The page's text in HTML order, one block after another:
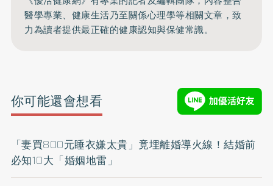
醫學專業、健康生活乃至關係心理學等相關文章，致
力為讀者提供最正確的健康認知與保健常識。
你可能還會想看
「妻買800元睡衣嫌太貴」竟埋離婚導火線！結婚前
必知10大「婚姻地雷」